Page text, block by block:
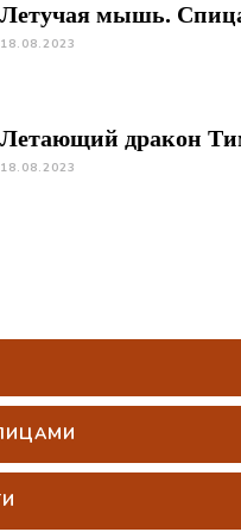
Летучая мышь.
18.08.2023
Летающий дракон
18.08.2023